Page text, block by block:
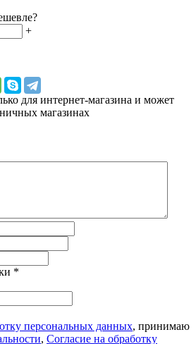
+
для интернет-магазина и может
магазинах
*
персональных данных, принимаю
, Согласие на обработку